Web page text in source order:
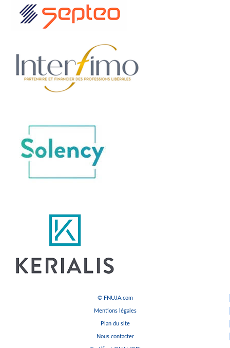
© FNUJA.com
Mentions légales
Plan du site
Nous contacter